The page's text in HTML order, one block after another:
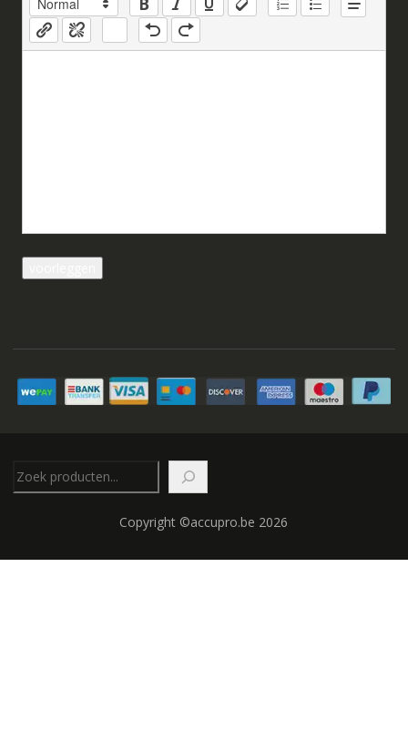
Copyright ©accupro.be 2026